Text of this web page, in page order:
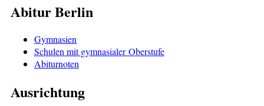
Abitur Berlin
Gymnasien
Schulen mit gymnasialer Oberstufe
Abiturnoten
Ausrichtung